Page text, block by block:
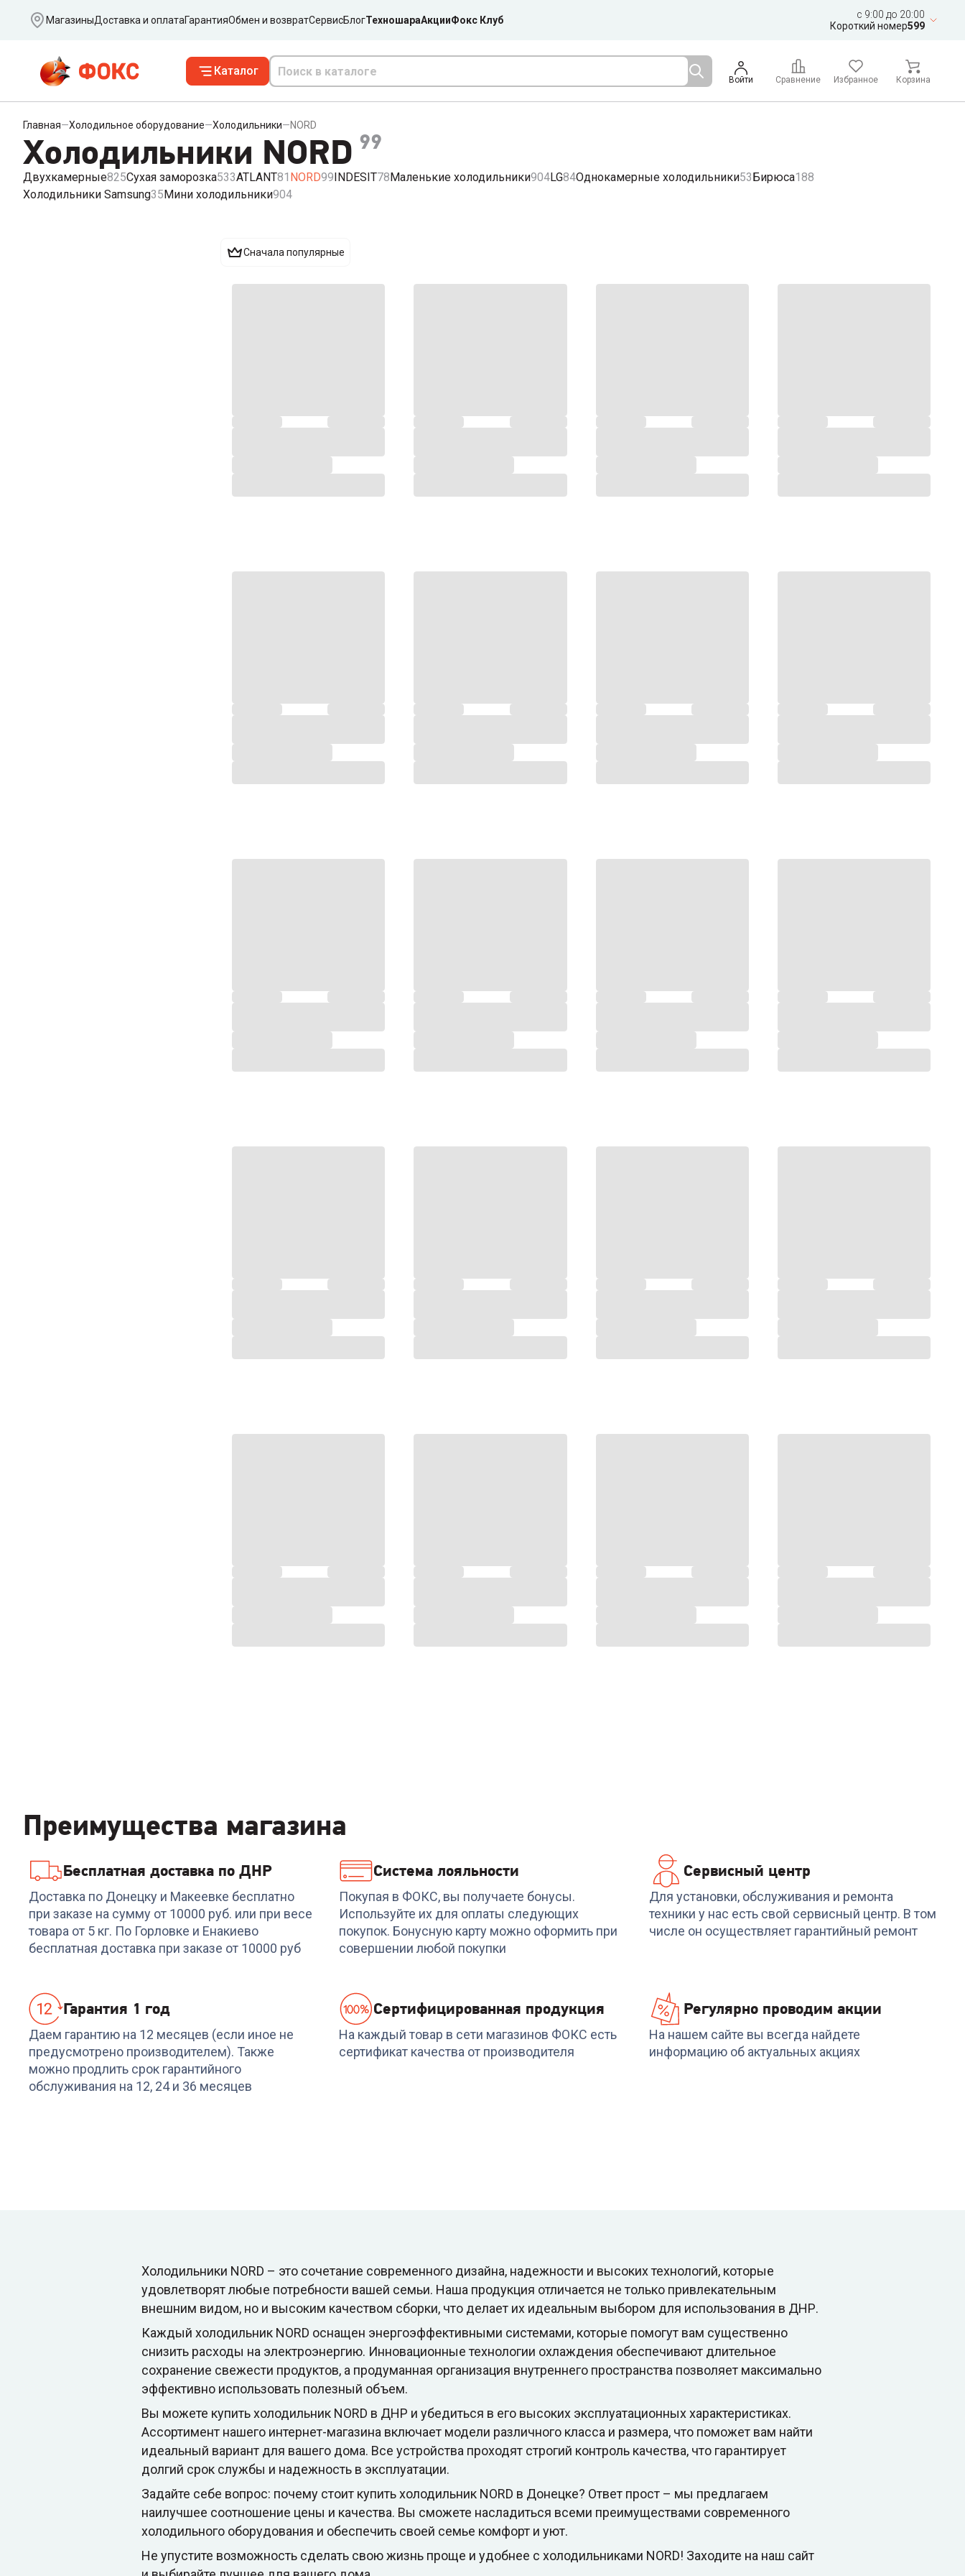
Ваш город
МагазиныДоставка и оплатаГарантияОбмен и возвратСервисБлогТехношараАкцииФокс Клуб
c 9:00 до 20:00
Короткий номер599
Каталог
Войти Сравнение Избранное Корзина
Главная—Холодильное оборудование—Холодильники—NORD
Холодильники NORD 99
Двухкамерные825Сухая заморозка533ATLANT81 NORD99INDESIT78Маленькие холодильники904LG84Однокамерные холодильники53Бирюса188
Холодильники Samsung35Мини холодильники904
Сначала популярные
Преимущества магазина
Бесплатная доставка по ДНР
Доставка по Донецку и Макеевке бесплатно
при заказе на сумму от 10000 руб. или при весе
товара от 5 кг. По Горловке и Енакиево
бесплатная доставка при заказе от 10000 руб
Система лояльности
Покупая в ФОКС, вы получаете бонусы.
Используйте их для оплаты следующих
покупок. Бонусную карту можно оформить при
совершении любой покупки
Сервисный центр
Для установки, обслуживания и ремонта
техники у нас есть свой сервисный центр. В том
числе он осуществляет гарантийный ремонт
Гарантия 1 год
Даем гарантию на 12 месяцев (если иное не
предусмотрено производителем). Также
можно продлить срок гарантийного
обслуживания на 12, 24 и 36 месяцев
Cертифицированная продукция
На каждый товар в сети магазинов ФОКС есть
сертификат качества от производителя
Регулярно проводим акции
На нашем сайте вы всегда найдете
информацию об актуальных акциях
Холодильники NORD – это сочетание современного дизайна, надежности и высоких технологий, которые
удовлетворят любые потребности вашей семьи. Наша продукция отличается не только привлекательным
внешним видом, но и высоким качеством сборки, что делает их идеальным выбором для использования в ДНР.
Каждый холодильник NORD оснащен энергоэффективными системами, которые помогут вам существенно
снизить расходы на электроэнергию. Инновационные технологии охлаждения обеспечивают длительное
сохранение свежести продуктов, а продуманная организация внутреннего пространства позволяет максимально
эффективно использовать полезный объем.
Вы можете купить холодильник NORD в ДНР и убедиться в его высоких эксплуатационных характеристиках.
Ассортимент нашего интернет-магазина включает модели различного класса и размера, что поможет вам найти
идеальный вариант для вашего дома. Все устройства проходят строгий контроль качества, что гарантирует
долгий срок службы и надежность в эксплуатации.
Задайте себе вопрос: почему стоит купить холодильник NORD в Донецке? Ответ прост – мы предлагаем
наилучшее соотношение цены и качества. Вы сможете насладиться всеми преимуществами современного
холодильного оборудования и обеспечить своей семье комфорт и уют.
Не упустите возможность сделать свою жизнь проще и удобнее с холодильниками NORD! Заходите на наш сайт